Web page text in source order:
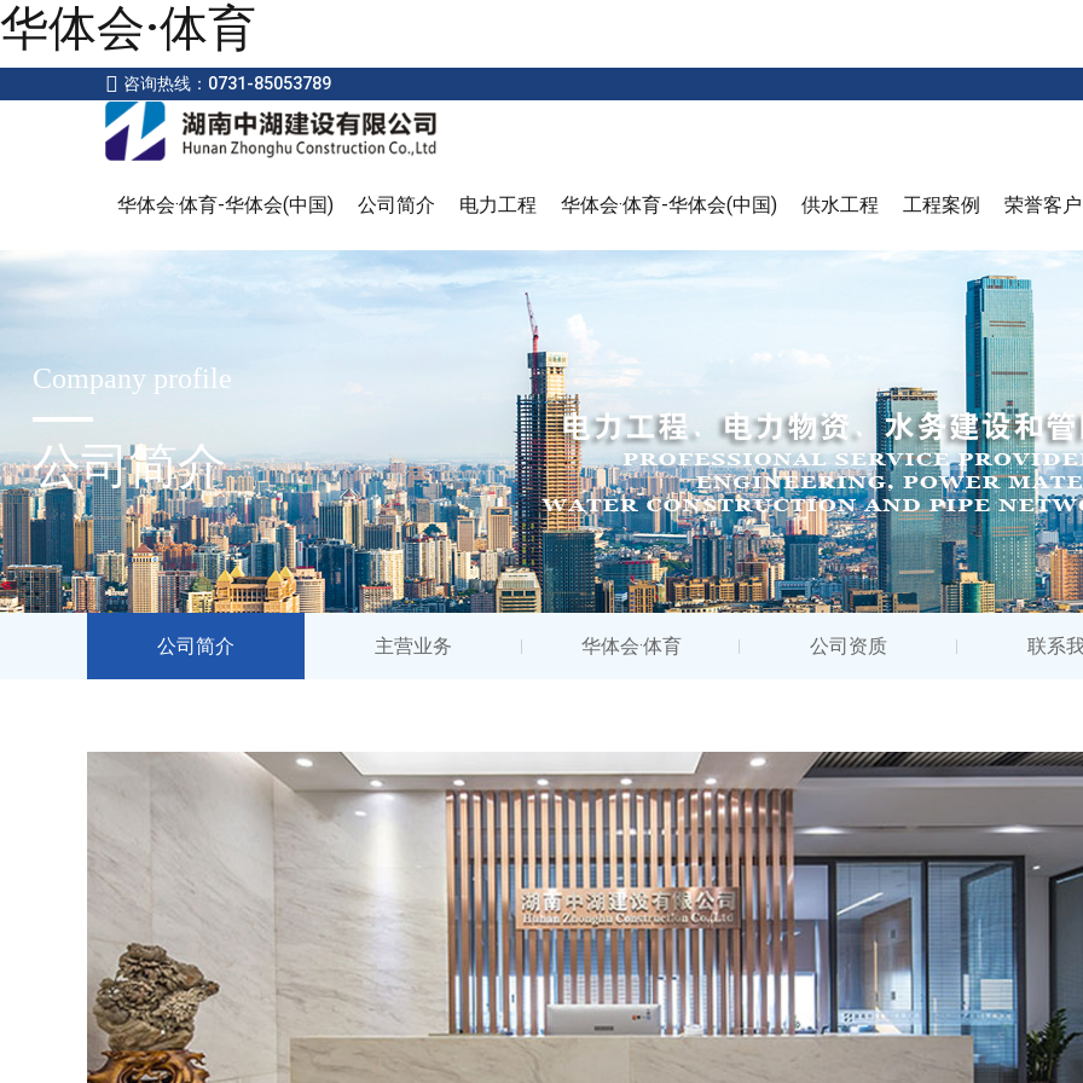
华体会·体育
咨询热线：0731-85053789
华体会·体育-华体会(中国) 公司简介 电力工程 华体会·体育-华体会(中国) 供水工程 工程案例 荣誉客户
Company profile
公司简介
公司简介 主营业务 华体会·体育 公司资质 联系